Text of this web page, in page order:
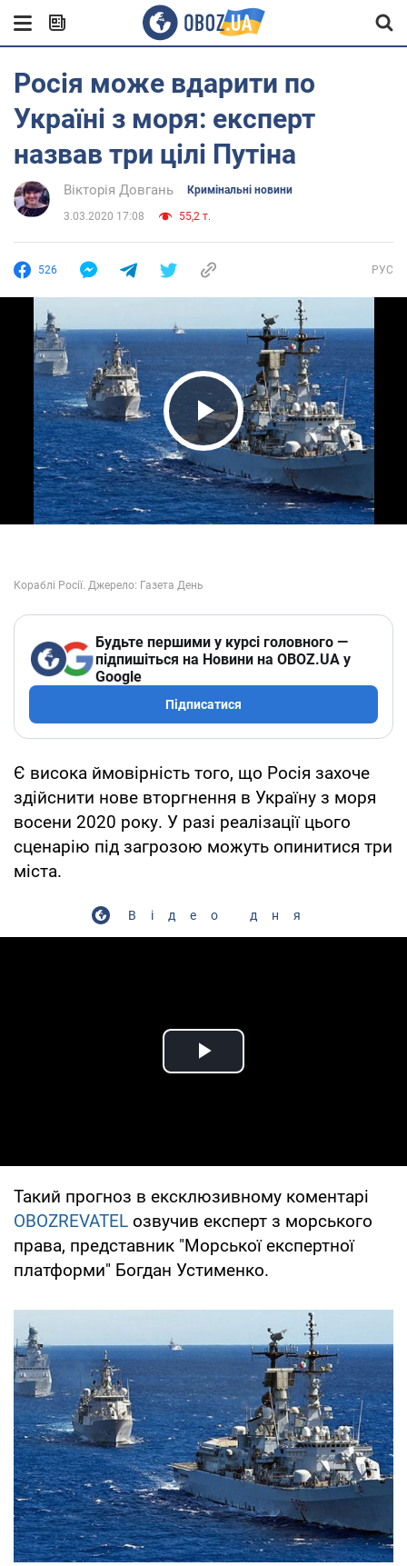
Росія може вдарити по
Україні з моря: експерт
назвав три цілі Путіна
Вікторія Довгань Кримінальні новини
3.03.2020 17:08 55,2 т.
526 РУС
Play Video
Будьте першими у курсі головного —
підпишіться на Новини на OBOZ.UA у
Google
Підписатися
Є висока ймовірність того, що Росія захоче
здійснити нове вторгнення в Україну з моря
восени 2020 року. У разі реалізації цього
сценарію під загрозою можуть опинитися три
міста.
Відео дня
Play Video
Такий прогноз в ексклюзивному коментарі
OBOZREVATEL озвучив експерт з морського
права, представник "Морської експертної
платформи" Богдан Устименко.